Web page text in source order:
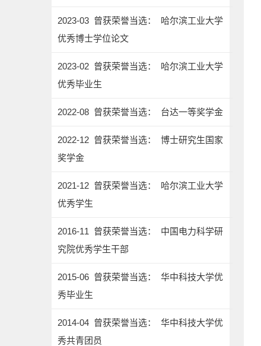
2023-03 曾获荣誉当选： 哈尔滨工业大学
优秀博士学位论文
2023-02 曾获荣誉当选： 哈尔滨工业大学
优秀毕业生
2022-08 曾获荣誉当选： 台达一等奖学金
2022-12 曾获荣誉当选： 博士研究生国家
奖学金
2021-12 曾获荣誉当选： 哈尔滨工业大学
优秀学生
2016-11 曾获荣誉当选： 中国电力科学研
究院优秀学生干部
2015-06 曾获荣誉当选： 华中科技大学优
秀毕业生
2014-04 曾获荣誉当选： 华中科技大学优
秀共青团员